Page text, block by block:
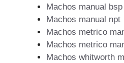
Machos manual bsp
Machos manual npt
Machos metrico
Machos metrico
Machos whitworth